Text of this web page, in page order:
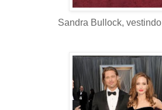
Sandra Bullock, vestindo